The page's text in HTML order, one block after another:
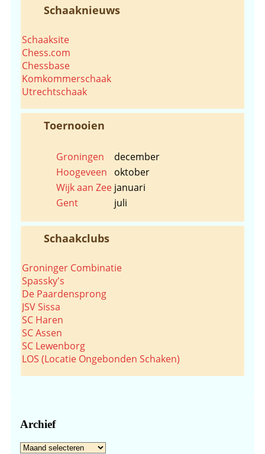
Schaaknieuws
Schaaksite
Chess.com
Chessbase
Komkommerschaak
Utrechtschaak
Toernooien
Groningen
december
Hoogeveen
oktober
Wijk aan Zee januari
Gent
juli
Schaakclubs
Groninger Combinatie
Spassky's
De Paardensprong
JSV Sissa
SC Haren
SC Assen
SC Lewenborg
LOS (Locatie Ongebonden Schaken)
Archief
Archief